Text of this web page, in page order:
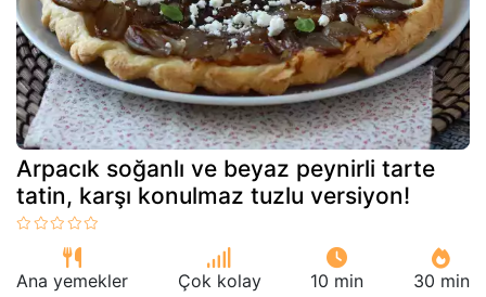
Arpacık soğanlı ve beyaz peynirli tarte
tatin, karşı konulmaz tuzlu versiyon!
Ana yemekler Çok kolay 10 min 30 min